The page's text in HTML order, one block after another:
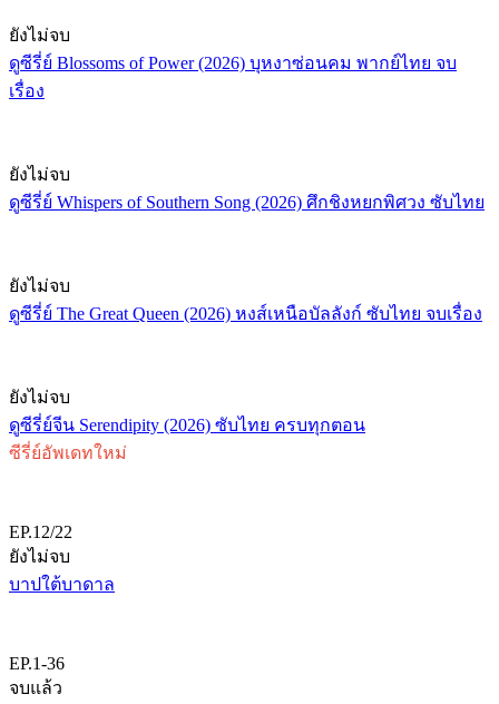
ยังไม่จบ
ดูซีรี่ย์ Blossoms of Power (2026) บุหงาซ่อนคม พากย์ไทย จบ
เรื่อง
ยังไม่จบ
ดูซีรี่ย์ Whispers of Southern Song (2026) ศึกชิงหยกพิศวง ซับไทย
ยังไม่จบ
ดูซีรี่ย์ The Great Queen (2026) หงส์เหนือบัลลังก์ ซับไทย จบเรื่อง
ยังไม่จบ
ดูซีรี่ย์จีน Serendipity (2026) ซับไทย ครบทุกตอน
ซีรี่ย์อัพเดทใหม่
EP.12/22
ยังไม่จบ
บาปใต้บาดาล
EP.1-36
จบแล้ว